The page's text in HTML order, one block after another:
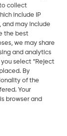
collect
include IP
and may include
the best
we may share
and analytics
select “Reject
By
of the
Your
browser and